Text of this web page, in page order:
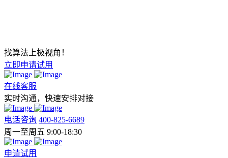
找算法上极视角！
立即申请试用
在线客服
实时沟通，快速安排对接
电话咨询 400-825-6689
周一至周五 9:00-18:30
申请试用